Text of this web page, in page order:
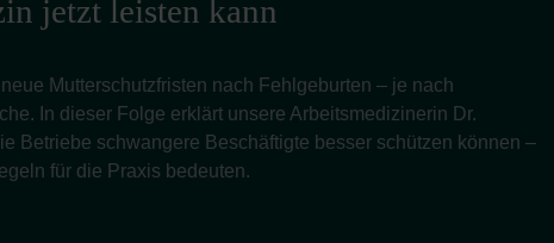
jetzt leisten kann
Mutterschutzfristen nach Fehlgeburten – je nach
In dieser Folge erklärt unsere Arbeitsmedizinerin Dr.
Betriebe schwangere Beschäftigte besser schützen können –
für die Praxis bedeuten.